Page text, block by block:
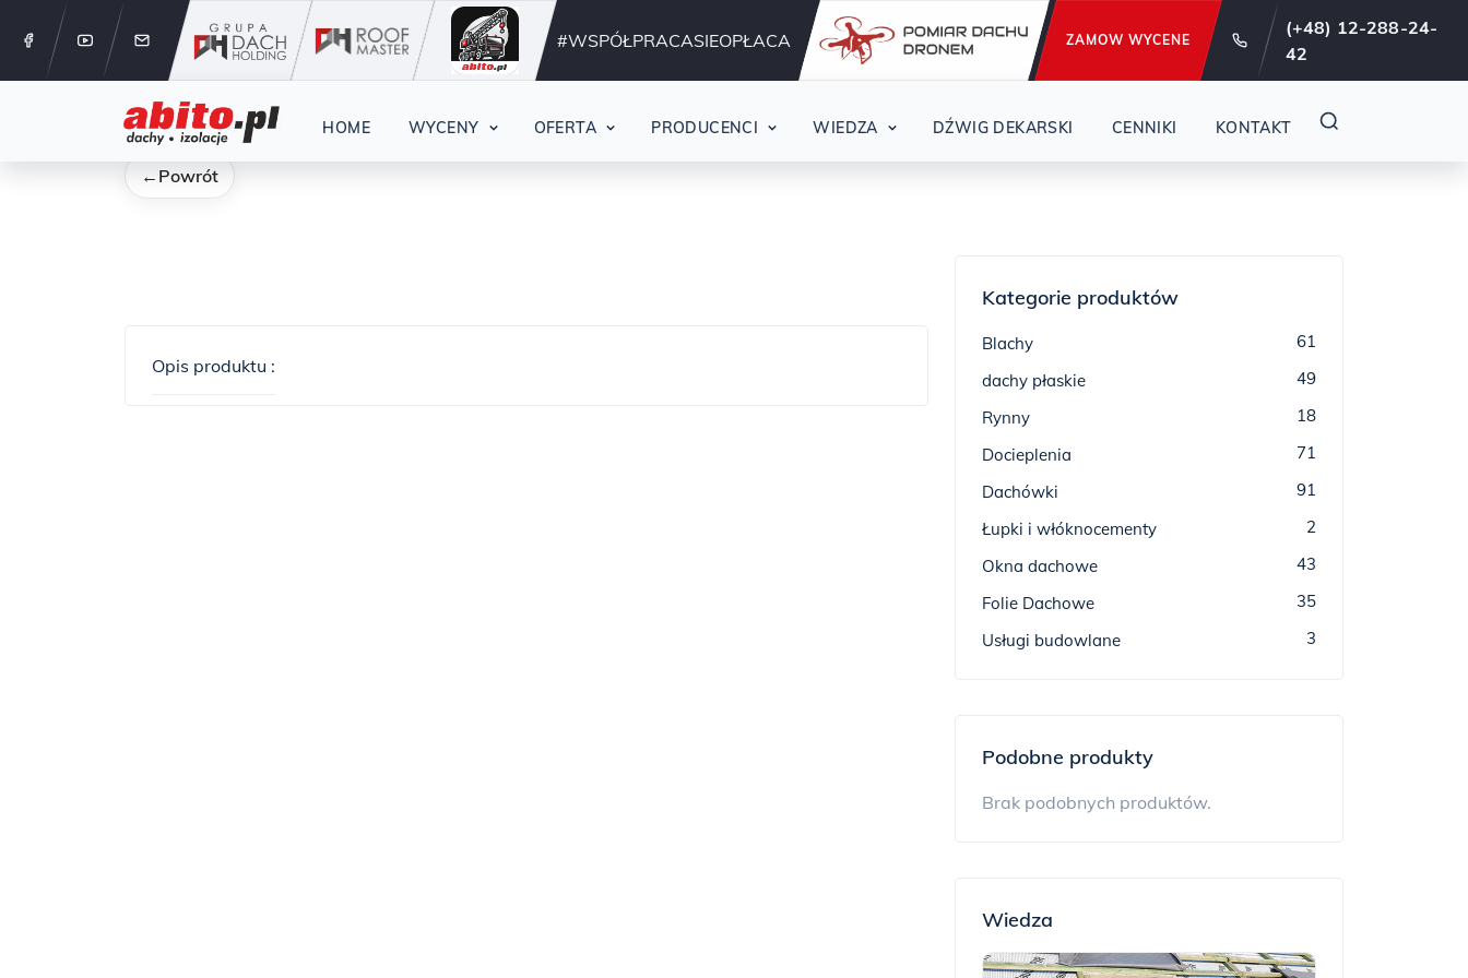
12 288 24 42 Działamy nieprzerwanie od 29 lat !
#WSPÓŁPRACASIEOPŁACA ZAMOW WYCENE
(+48) 12-288-24-
42
HOME WYCENY OFERTA PRODUCENCI WIEDZA DŹWIG DEKARSKI CENNIKI KONTAKT
Start Kategorie
← Powrót
Opis produktu :
Kategorie produktów
Blachy
61
dachy płaskie
49
Rynny
18
Docieplenia
71
Dachówki
91
Łupki i włóknocementy
2
Okna dachowe
43
Folie Dachowe
35
Usługi budowlane
3
Podobne produkty
Brak podobnych produktów.
Wiedza